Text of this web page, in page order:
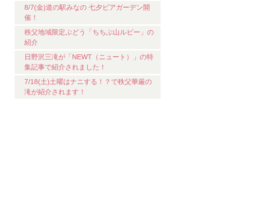
8/7(金)道の駅みなの 七夕ビアガーデン開
催！
秩父地域限定ぶどう「ちちぶ山ルビー」の
紹介
日野沢三滝が「NEWT（ニュート）」の特
集記事で紹介されました！
7/18(土)土曜はナニする！？で秩父華厳の
滝が紹介されます！